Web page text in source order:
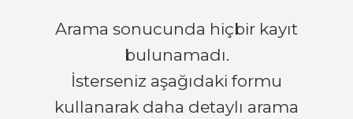
Arama sonucunda hiçbir kayıt
bulunamadı.
İsterseniz aşağıdaki formu
kullanarak daha detaylı arama